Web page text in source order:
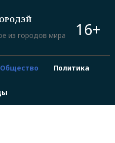
из городов мира
16+
Общество Политика